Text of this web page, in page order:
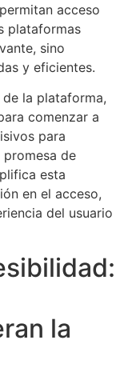
acceso
plataformas
sino
y eficientes.
la plataforma,
comenzar a
para
de
esta
en el acceso,
del usuario
la